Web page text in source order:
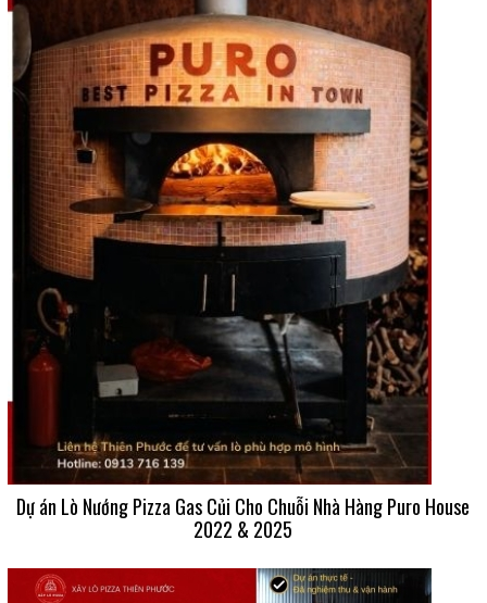
Dự án Lò Nướng Pizza Gas Củi Cho Chuỗi Nhà Hàng Puro House
2022 & 2025